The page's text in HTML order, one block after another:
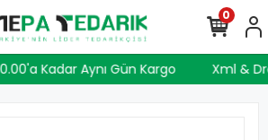
10.00'a Kadar Aynı Gün Kargo Xml &
0